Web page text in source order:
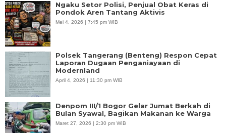
Ngaku Setor Polisi, Penjual Obat Keras di
Pondok Aren Tantang Aktivis
Mei 4, 2026 | 7:45 pm WIB
Polsek Tangerang (Benteng) Respon Cepat
Laporan Dugaan Penganiayaan di
Modernland
April 4, 2026 | 11:30 pm WIB
Denpom III/1 Bogor Gelar Jumat Berkah di
Bulan Syawal, Bagikan Makanan ke Warga
Maret 27, 2026 | 2:30 pm WIB